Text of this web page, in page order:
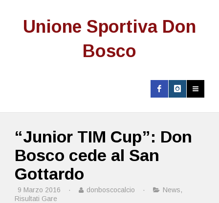
Unione Sportiva Don
Bosco
“Junior TIM Cup”: Don
Bosco cede al San
Gottardo
9 Marzo 2016 · donboscocalcio · News,
Risultati Gare